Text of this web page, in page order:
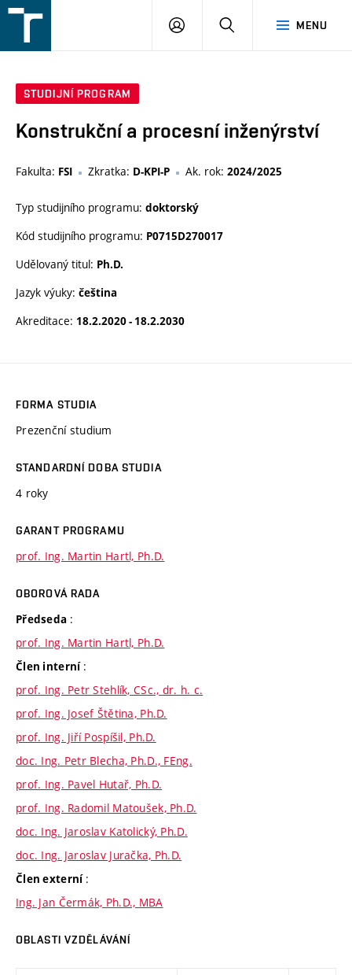
v
MENU
PŘIHLÁŠENÍ
STUDIJNÍ PROGRAM
Konstrukční a procesní inženýrství
Fakulta: FSI Zkratka: D-KPI-P Ak. rok: 2024/2025
Typ studijního programu: doktorský
Kód studijního programu: P0715D270017
Udělovaný titul: Ph.D.
Jazyk výuky: čeština
Akreditace: 18.2.2020 - 18.2.2030
FORMA STUDIA
Prezenční studium
STANDARDNÍ DOBA STUDIA
4 roky
GARANT PROGRAMU
prof. Ing. Martin Hartl, Ph.D.
OBOROVÁ RADA
Předseda :
prof. Ing. Martin Hartl, Ph.D.
Člen interní :
prof. Ing. Petr Stehlík, CSc., dr. h. c.
prof. Ing. Josef Štětina, Ph.D.
prof. Ing. Jiří Pospíšil, Ph.D.
doc. Ing. Petr Blecha, Ph.D., FEng.
prof. Ing. Pavel Hutař, Ph.D.
prof. Ing. Radomil Matoušek, Ph.D.
doc. Ing. Jaroslav Katolický, Ph.D.
doc. Ing. Jaroslav Juračka, Ph.D.
Člen externí :
Ing. Jan Čermák, Ph.D., MBA
OBLASTI VZDĚLÁVÁNÍ